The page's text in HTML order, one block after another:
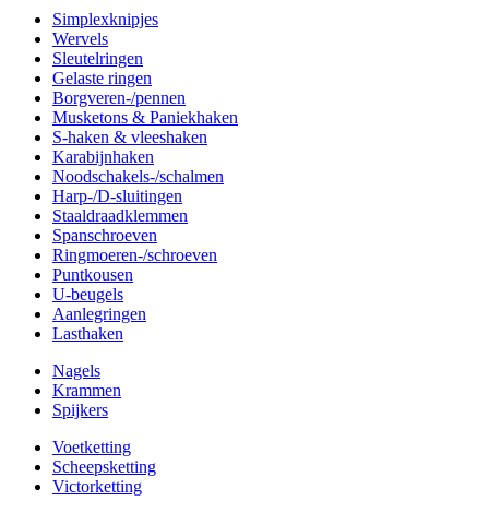
Simplexknipjes
Wervels
Sleutelringen
Gelaste ringen
Borgveren-/pennen
Musketons & Paniekhaken
S-haken & vleeshaken
Karabijnhaken
Noodschakels-/schalmen
Harp-/D-sluitingen
Staaldraadklemmen
Spanschroeven
Ringmoeren-/schroeven
Puntkousen
U-beugels
Aanlegringen
Lasthaken
Nagels
Krammen
Spijkers
Voetketting
Scheepsketting
Victorketting